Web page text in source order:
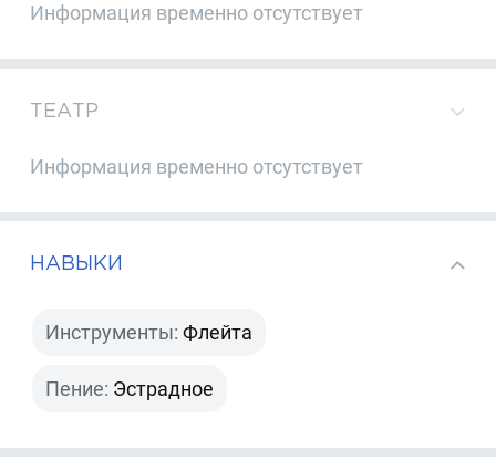
Информация временно отсутствует
ТЕАТР
Информация временно отсутствует
НАВЫКИ
Инструменты: Флейта
Пение: Эстрадное